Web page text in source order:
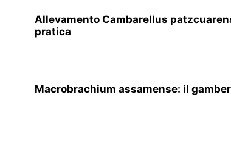
Allevamento Cambarellus
pratica
Macrobrachium assamense: il